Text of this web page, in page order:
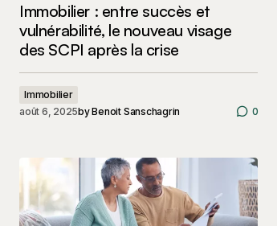
Immobilier : entre succès et
vulnérabilité, le nouveau visage
des SCPI après la crise
Immobilier
août 6, 2025byBenoit Sanschagrin 0